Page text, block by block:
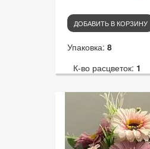
ДОБАВИТЬ В КОРЗИНУ
Упаковка: 8
К-во расцветок: 1
К-во голов:7
Артикул:2429